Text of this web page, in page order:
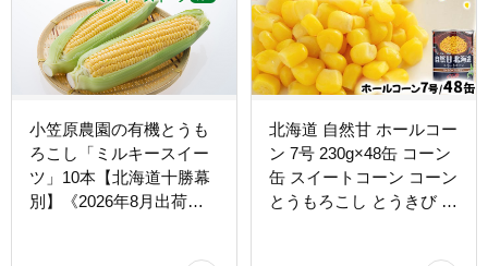
小笠原農園の有機とうも
ろこし「ミルキースイー
ツ」10本【北海道十勝幕
別】《2026年8月出荷開
北海道 自然甘 ホールコー
ン 7号 230g×48缶 コーン
缶 スイートコーン コーン
とうもろこし とうきび ト